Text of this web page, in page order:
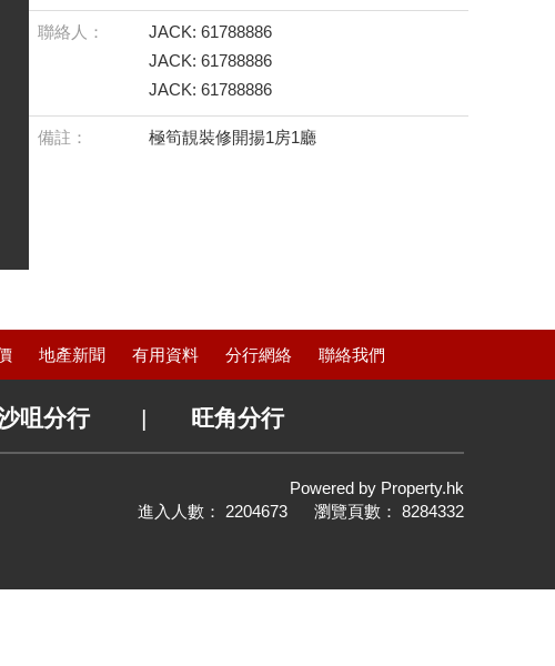
聯絡人：
JACK: 61788886
JACK: 61788886
JACK: 61788886
備註： 極筍靚裝修開揚1房1廳
地產新聞 有用資料 分行網絡 聯絡我們
咀分行 | 旺角分行
Powered by Property.hk
進入人數： 2204673 瀏覽頁數： 8284332